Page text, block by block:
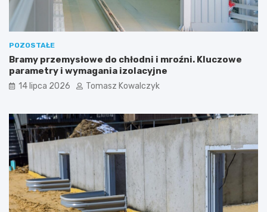
POZOSTAŁE
Bramy przemysłowe do chłodni i mroźni. Kluczowe
parametry i wymagania izolacyjne
14 lipca 2026 Tomasz Kowalczyk